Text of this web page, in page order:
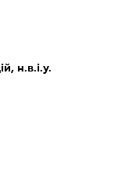
н.в.і.у.